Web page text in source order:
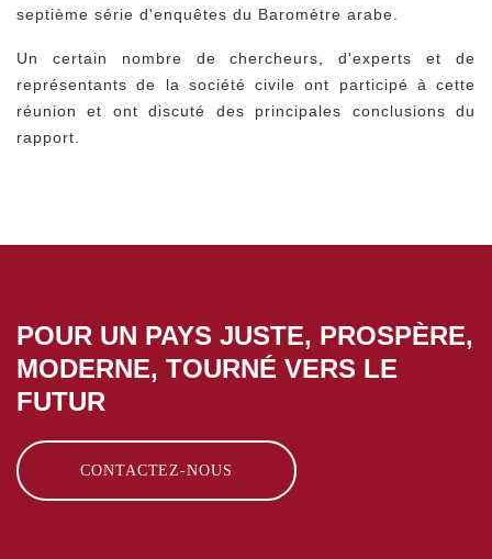
septième série d'enquêtes du Baromètre arabe.
Un certain nombre de chercheurs, d'experts et de
représentants de la société civile ont participé à cette
réunion et ont discuté des principales conclusions du
rapport.
POUR UN PAYS JUSTE, PROSPÈRE,
MODERNE, TOURNÉ VERS LE
FUTUR
CONTACTEZ-NOUS